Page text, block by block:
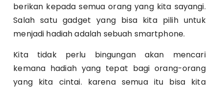
berikan kepada semua orang yang kita sayangi.
Salah satu gadget yang bisa kita pilih untuk
menjadi hadiah adalah sebuah smartphone.
Kita tidak perlu bingungan akan mencari
kemana hadiah yang tepat bagi orang-orang
yang kita cintai. karena semua itu bisa kita